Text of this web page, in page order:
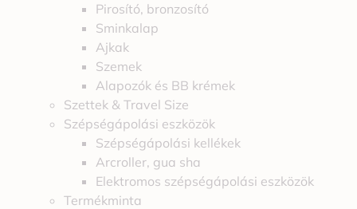
Pirosító, bronzosító
Sminkalap
Ajkak
Szemek
Alapozók és BB krémek
Szettek & Travel Size
Szépségápolási eszközök
Szépségápolási kellékek
Arcroller, gua sha
Elektromos szépségápolási eszközök
Termékminta